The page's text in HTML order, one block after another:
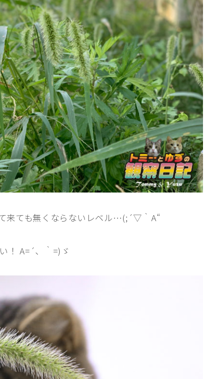
来ても無くならないレベル…(;´▽｀A“
！ A=´、｀=)ゞ